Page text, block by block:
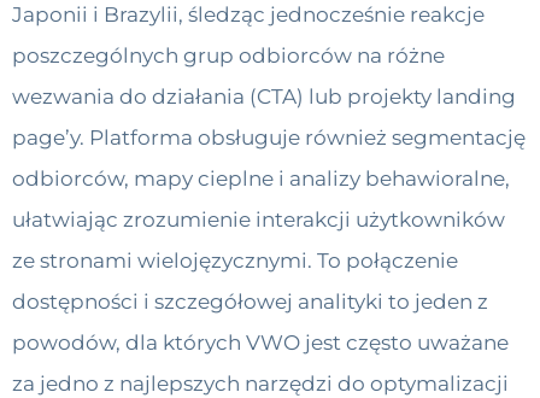
Japonii i Brazylii, śledząc jednocześnie reakcje
poszczególnych grup odbiorców na różne
wezwania do działania (CTA) lub projekty landing
page’y. Platforma obsługuje również segmentację
odbiorców, mapy cieplne i analizy behawioralne,
ułatwiając zrozumienie interakcji użytkowników
ze stronami wielojęzycznymi. To połączenie
dostępności i szczegółowej analityki to jeden z
powodów, dla których VWO jest często uważane
za jedno z najlepszych narzędzi do optymalizacji